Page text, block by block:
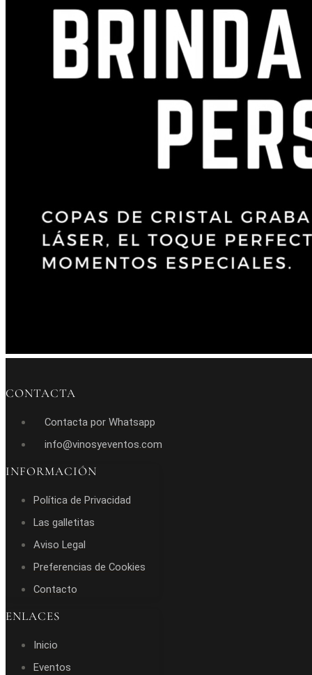
CONTACTA
Contacta por Whatsapp
info@vinosyeventos.com
INFORMACIÓN
Política de Privacidad
Las galletitas
Aviso Legal
Preferencias de Cookies
Contacto
ENLACES
Inicio
Eventos